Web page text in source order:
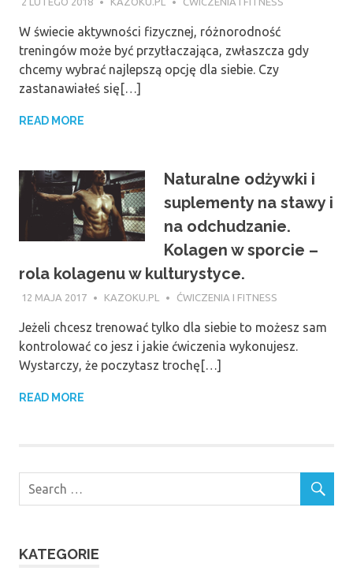
W świecie aktywności fizycznej, różnorodność
treningów może być przytłaczająca, zwłaszcza gdy
chcemy wybrać najlepszą opcję dla siebie. Czy
zastanawiałeś się[…]
READ MORE
Naturalne odżywki i
suplementy na stawy i
na odchudzanie.
Kolagen w sporcie –
rola kolagenu w kulturystyce.
12 MAJA 2017 KAZOKU.PL ĆWICZENIA I FITNESS
Jeżeli chcesz trenować tylko dla siebie to możesz sam
kontrolować co jesz i jakie ćwiczenia wykonujesz.
Wystarczy, że poczytasz trochę[…]
READ MORE
KATEGORIE